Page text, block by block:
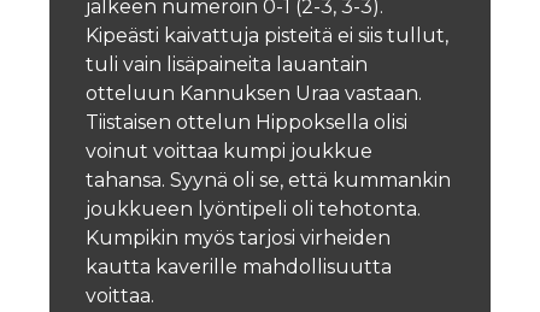
jälkeen numeroin 0-1 (2-3, 3-3).
Kipeästi kaivattuja pisteitä ei siis tullut,
tuli vain lisäpaineita lauantain
otteluun Kannuksen Uraa vastaan.
Tiistaisen ottelun Hippoksella olisi
voinut voittaa kumpi joukkue
tahansa. Syynä oli se, että kummankin
joukkueen lyöntipeli oli tehotonta.
Kumpikin myös tarjosi virheiden
kautta kaverille mahdollisuutta
voittaa.